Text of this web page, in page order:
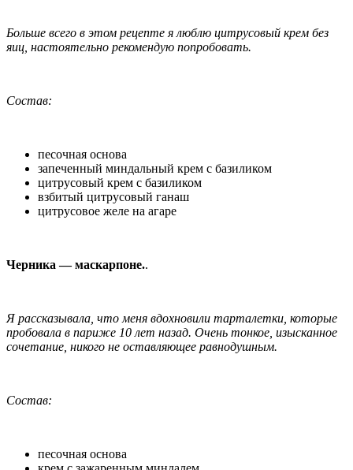
Больше всего в этом рецепте я люблю цитрусовый крем без
яиц, настоятельно рекомендую попробовать.
Состав:
песочная основа
запеченный миндальный крем с базиликом
цитрусовый крем с базиликом
взбитый цитрусовый ганаш
цитрусовое желе на агаре
Черника — маскарпоне..
Я рассказывала, что меня вдохновили тарталетки, которые
пробовала в париже 10 лет назад. Очень тонкое, изысканное
сочетание, никого не оставляющее равнодушным.
Состав:
песочная основа